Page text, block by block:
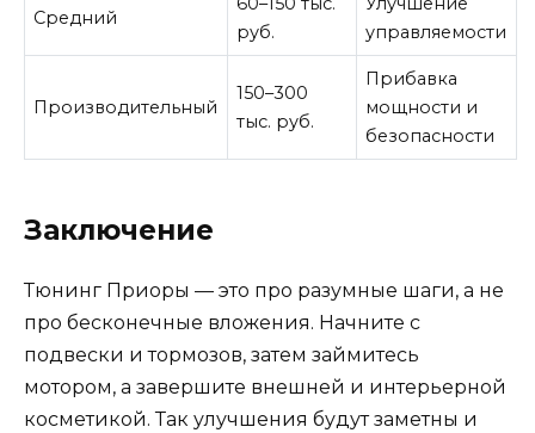
Средний
руб.
управляемости
Производительный
150–300
тыс. руб.
Прибавка
мощности и
безопасности
Заключение
Тюнинг Приоры — это про разумные шаги, а не
про бесконечные вложения. Начните с
подвески и тормозов, затем займитесь
мотором, а завершите внешней и интерьерной
косметикой. Так улучшения будут заметны и